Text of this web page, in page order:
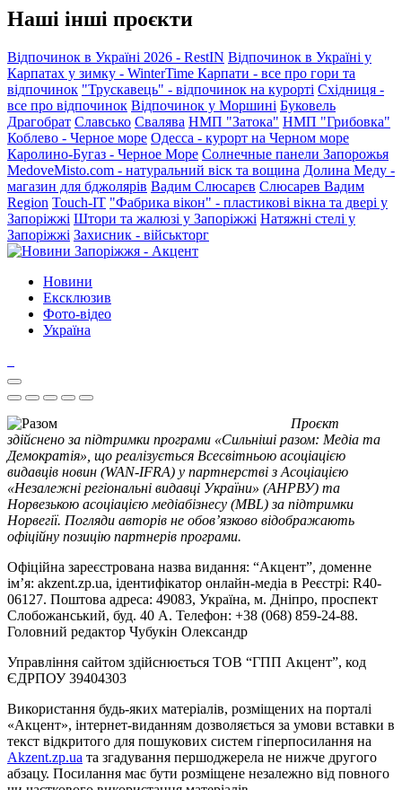
Наші інші проєкти
Відпочинок в Україні 2026 - RestIN Відпочинок в Україні у
Карпатах у зимку - WinterTime Карпати - все про гори та
відпочинок "Трускавець" - відпочинок на курорті Східниця -
все про відпочинок Відпочинок у Моршині Буковель
Драгобрат Славсько Свалява НМП "Затока" НМП "Грибовка"
Коблево - Черное море Одесса - курорт на Черном море
Каролино-Бугаз - Черное Море Солнечные панели Запорожья
MedoveMisto.com - натуральний віск та вощина Долина Меду -
магазин для бджолярів Вадим Слюсарєв Слюсарев Вадим
Region Touch-IT "Фабрика вікон" - пластикові вікна та двері у
Запоріжжі Штори та жалюзі у Запоріжжі Натяжні стелі у
Запоріжжі Захисник - військторг
Новини
Ексклюзив
Фото-відео
Україна
Проєкт
здійснено за підтримки програми «Сильніші разом: Медіа та
Демократія», що реалізується Всесвітньою асоціацією
видавців новин (WAN-IFRA) у партнерстві з Асоціацією
«Незалежні регіональні видавці України» (АНРВУ) та
Норвезькою асоціацією медіабізнесу (MBL) за підтримки
Норвегії. Погляди авторів не обов’язково відображають
офіційну позицію партнерів програми.
Офіційна зареєстрована назва видання: “Акцент”, доменне
ім’я: akzent.zp.ua, ідентифікатор онлайн-медіа в Реєстрі: R40-
06127. Поштова адреса: 49083, Україна, м. Дніпро, проспект
Слобожанський, буд. 40 А. Телефон: +38 (068) 859-24-88.
Головний редактор Чубукін Олександр
Управління сайтом здійснюється ТОВ “ГПП Акцент”, код
ЄДРПОУ 39404303
Використання будь-яких матеріалів, розміщених на порталі
«Акцент», інтернет-виданням дозволяється за умови вставки в
текст відкритого для пошукових систем гіперпосилання на
Akzent.zp.ua та згадування першоджерела не нижче другого
абзацу. Посилання має бути розміщене незалежно від повного